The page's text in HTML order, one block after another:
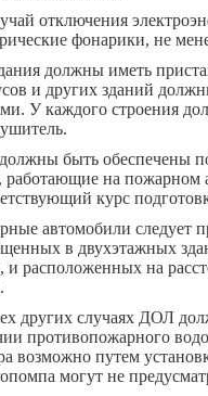
отключения
фонарики, не
должны иметь
и других зданий
У каждого строения
быть обеспечены
работающие на пожарном
курс
автомобили следует
в двухэтажных
и расположенных на
других случаях ДОЛ
противопожарного
возможно путем
могут не